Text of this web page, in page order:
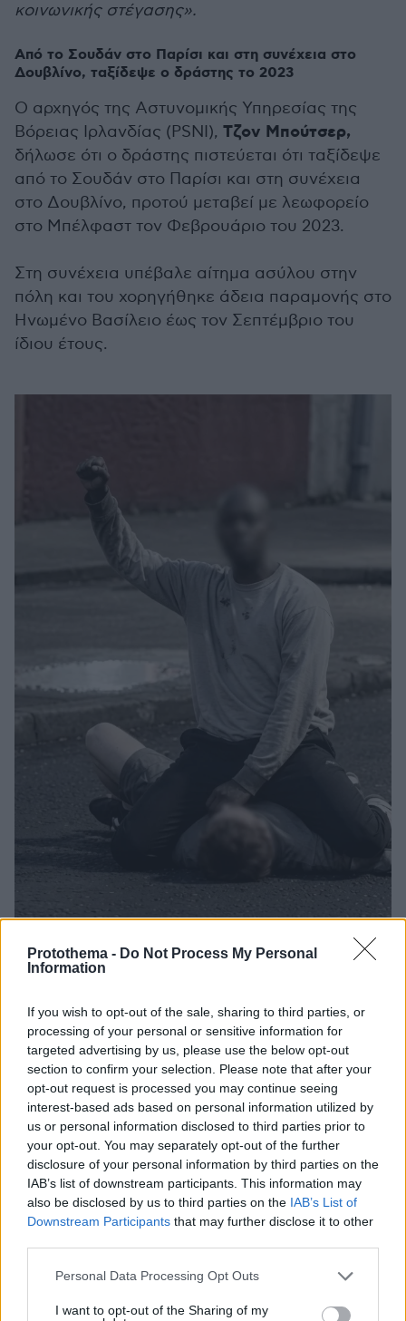
Protothema - Do Not Process My Personal
Information
If you wish to opt-out of the sale, sharing to third parties, or
processing of your personal or sensitive information for
targeted advertising by us, please use the below opt-out
section to confirm your selection. Please note that after your
opt-out request is processed you may continue seeing
interest-based ads based on personal information utilized by
us or personal information disclosed to third parties prior to
your opt-out. You may separately opt-out of the further
disclosure of your personal information by third parties on the
IAB’s list of downstream participants. This information may
also be disclosed by us to third parties on the IAB’s List of
Downstream Participants that may further disclose it to other
Please note that this website/app uses one or more Google
not limited to your visit or usage behaviour. You may click to
Personal Data Processing Opt Outs
I want to opt-out of the Sharing of my
κοινωνικής στέγασης».
Από το Σουδάν στο Παρίσι και στη συνέχεια στο
Δουβλίνο, ταξίδεψε ο δράστης το 2023
Ο αρχηγός της Αστυνομικής Υπηρεσίας της
Βόρειας Ιρλανδίας (PSNI), Τζον Μπούτσερ,
δήλωσε ότι ο δράστης πιστεύεται ότι ταξίδεψε
από το Σουδάν στο Παρίσι και στη συνέχεια
στο Δουβλίνο, προτού μεταβεί με λεωφορείο
στο Μπέλφαστ τον Φεβρουάριο του 2023.
Στη συνέχεια υπέβαλε αίτημα ασύλου στην
πόλη και του χορηγήθηκε άδεια παραμονής στο
Ηνωμένο Βασίλειο έως τον Σεπτέμβριο του
ίδιου έτους.
Ο ηγέτης του DUP και βουλευτής του
Ανατολικού Μπέλφαστ,Γκάβιν Ρόμπινσον,
δήλωσε στη Βουλή των Κοινοτήτων ότι ο
ύποπτος βρισκόταν στο Ηνωμένο Βασίλειο με
πενταετή άδεια παραμονής.
Το Υπουργείο Εσωτερικών επιβεβαίωσε
αργότερα ότι του είχε χορηγηθεί καθεστώς
πρόσφυγα μετά την άφιξή του στη χώρα και
δικαίωμα παραμονής έως το 2028.
αναμένεται να παρουσιαστεί σήμερα ενώπιον